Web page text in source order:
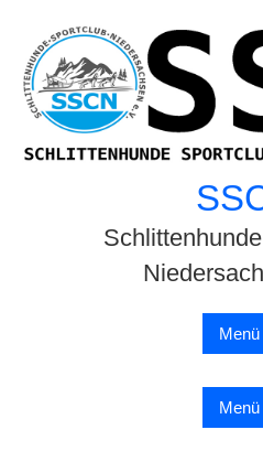
content
Menü
Menü